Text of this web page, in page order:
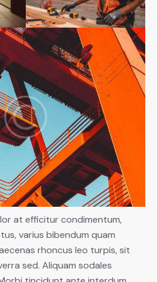
at efficitur condimentum,
varius bibendum quam
rhoncus leo turpis, sit
sed. Aliquam sodales